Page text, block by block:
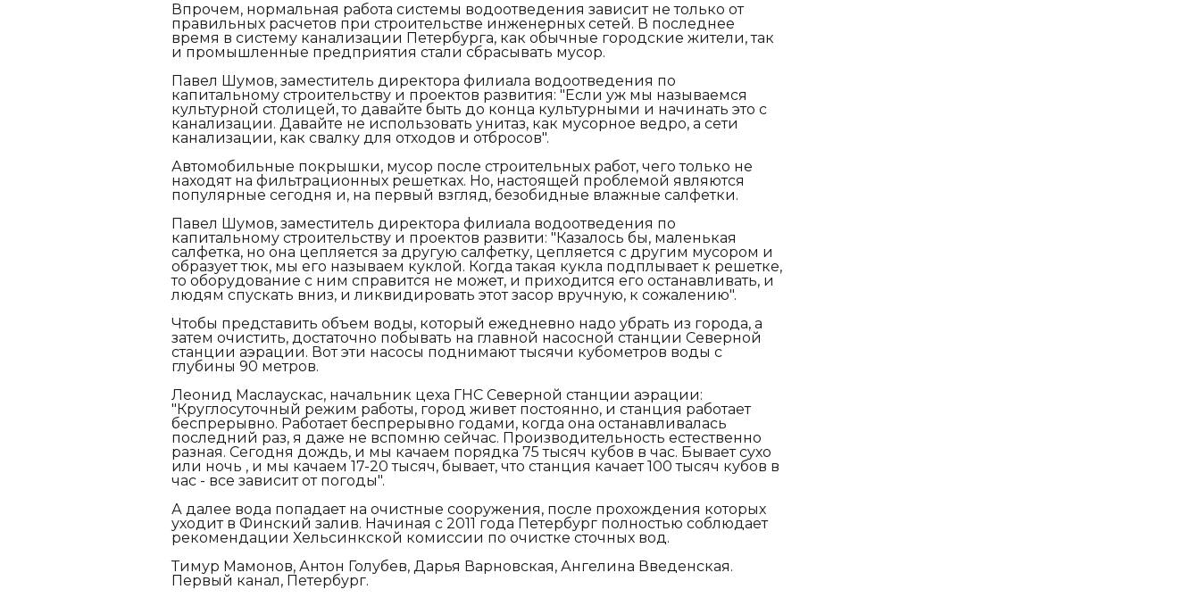
Впрочем, нормальная работа системы водоотведения зависит не только от
правильных расчетов при строительстве инженерных сетей. В последнее
время в систему канализации Петербурга, как обычные городские жители, так
и промышленные предприятия стали сбрасывать мусор.
Павел Шумов, заместитель директора филиала водоотведения по
капитальному строительству и проектов развития: "Если уж мы называемся
культурной столицей, то давайте быть до конца культурными и начинать это с
канализации. Давайте не использовать унитаз, как мусорное ведро, а сети
канализации, как свалку для отходов и отбросов".
Автомобильные покрышки, мусор после строительных работ, чего только не
находят на фильтрационных решетках. Но, настоящей проблемой являются
популярные сегодня и, на первый взгляд, безобидные влажные салфетки.
Павел Шумов, заместитель директора филиала водоотведения по
капитальному строительству и проектов развити: "Казалось бы, маленькая
салфетка, но она цепляется за другую салфетку, цепляется с другим мусором и
образует тюк, мы его называем куклой. Когда такая кукла подплывает к решетке,
то оборудование с ним справится не может, и приходится его останавливать, и
людям спускать вниз, и ликвидировать этот засор вручную, к сожалению".
Чтобы представить объем воды, который ежедневно надо убрать из города, а
затем очистить, достаточно побывать на главной насосной станции Северной
станции аэрации. Вот эти насосы поднимают тысячи кубометров воды с
глубины 90 метров.
Леонид Маслаускас, начальник цеха ГНС Северной станции аэрации:
"Круглосуточный режим работы, город живет постоянно, и станция работает
беспрерывно. Работает беспрерывно годами, когда она останавливалась
последний раз, я даже не вспомню сейчас. Производительность естественно
разная. Сегодня дождь, и мы качаем порядка 75 тысяч кубов в час. Бывает сухо
или ночь , и мы качаем 17-20 тысяч, бывает, что станция качает 100 тысяч кубов в
час - все зависит от погоды".
А далее вода попадает на очистные сооружения, после прохождения которых
уходит в Финский залив. Начиная с 2011 года Петербург полностью соблюдает
рекомендации Хельсинкской комиссии по очистке сточных вод.
Тимур Мамонов, Антон Голубев, Дарья Варновская, Ангелина Введенская.
Первый канал, Петербург.